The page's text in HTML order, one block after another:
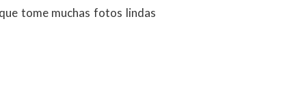
tome muchas fotos lindas